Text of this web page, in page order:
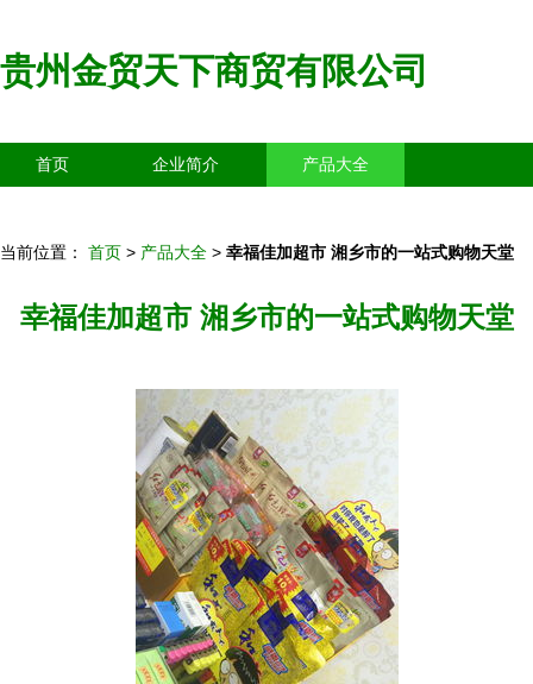
贵州金贸天下商贸有限公司
首页 企业简介 产品大全
当前位置： 首页 > 产品大全 > 幸福佳加超市 湘乡市的一站式购物天堂
幸福佳加超市 湘乡市的一站式购物天堂